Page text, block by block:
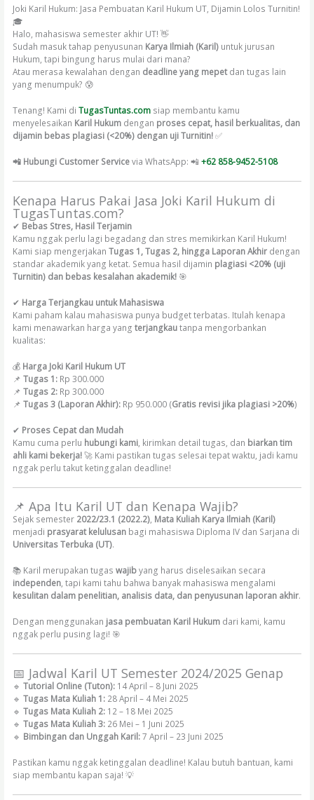
Joki Karil Hukum: Jasa Pembuatan Karil Hukum UT, Dijamin Lolos Turnitin!
🎓
Halo, mahasiswa semester akhir UT! 👋
Sudah masuk tahap penyusunan Karya Ilmiah (Karil) untuk jurusan
Hukum, tapi bingung harus mulai dari mana?
Atau merasa kewalahan dengan deadline yang mepetdan tugas lain
yang menumpuk? 😰
Tenang! Kami diTugasTuntas.com siap membantu kamu
menyelesaikan Karil Hukum dengan proses cepat, hasil berkualitas, dan
dijamin bebas plagiasi (<20%) dengan uji Turnitin!✅
📲 Hubungi Customer Servicevia WhatsApp: 📲 +62 858-9452-5108
Kenapa Harus Pakai Jasa Joki Karil Hukum di
TugasTuntas.com?
✔ Bebas Stres, Hasil Terjamin
Kamu nggak perlu lagi begadang dan stres memikirkan Karil Hukum!
Kami siap mengerjakanTugas 1, Tugas 2, hingga Laporan Akhir dengan
standar akademik yang ketat. Semua hasil dijamin plagiasi <20% (uji
Turnitin) dan bebas kesalahan akademik! 🎯
✔ Harga Terjangkau untuk Mahasiswa
Kami paham kalau mahasiswa punya budget terbatas. Itulah kenapa
kami menawarkan harga yangterjangkautanpa mengorbankan
kualitas:
💰 Harga Joki Karil Hukum UT
📌Tugas 1: Rp 300.000
📌Tugas 2: Rp 300.000
📌Tugas 3 (Laporan Akhir): Rp 950.000 (Gratis revisi jika plagiasi >20%)
✔ Proses Cepat dan Mudah
Kamu cuma perlu hubungi kami , kirimkan detail tugas, dan biarkan tim
ahli kami bekerja!🚀 Kami pastikan tugas selesai tepat waktu, jadi kamu
nggak perlu takut ketinggalan deadline!
📌 Apa Itu Karil UT dan Kenapa Wajib?
Sejak semester 2022/23.1 (2022.2), Mata Kuliah Karya Ilmiah (Karil)
menjadi prasyarat kelulusan bagi mahasiswa Diploma IV dan Sarjana di
Universitas Terbuka (UT).
📚 Karil merupakan tugaswajibyang harus diselesaikan secara
independen, tapi kami tahu bahwa banyak mahasiswa mengalami
kesulitan dalam penelitian, analisis data, dan penyusunan laporan akhir.
Dengan menggunakan jasa pembuatan Karil Hukum dari kami, kamu
nggak perlu pusing lagi! 🎯
📅 Jadwal Karil UT Semester 2024/2025 Genap
🔹Tutorial Online (Tuton): 14 April – 8 Juni 2025
🔹Tugas Mata Kuliah 1: 28 April – 4 Mei 2025
🔹Tugas Mata Kuliah 2: 12 – 18 Mei 2025
🔹Tugas Mata Kuliah 3: 26 Mei – 1 Juni 2025
🔹 Bimbingan dan Unggah Karil:7 April – 23 Juni 2025
Pastikan kamu nggak ketinggalan deadline! Kalau butuh bantuan, kami
siap membantu kapan saja! 💡